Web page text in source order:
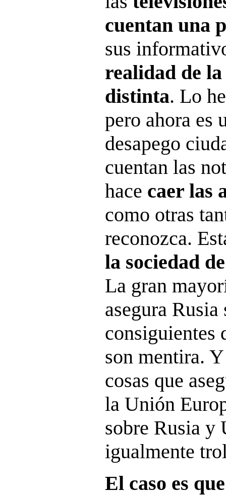
cuentan una
sus
realidad de
distinta. Lo
pero ahora es
desapego
cuentan las
hace caer las
como otras
reconozca.
la sociedad
La gran
asegura
consiguientes
son mentira.
cosas que
la Unión
sobre Rusia y
igualmente
El caso es